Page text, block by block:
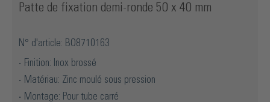
Patte de fixation demi-ronde 50 x 40 mm
N° d'article: BO8710163
Finition: Inox brossé
Matériau: Zinc moulé sous pression
Montage: Pour tube carré